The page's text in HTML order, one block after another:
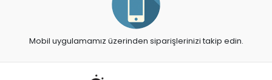
Mobil uygulamamız üzerinden siparişlerinizi takip edin.